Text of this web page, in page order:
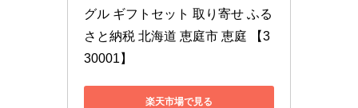
グル ギフトセット 取り寄せ ふる
さと納税 北海道 恵庭市 恵庭 【3
30001】
楽天市場で見る